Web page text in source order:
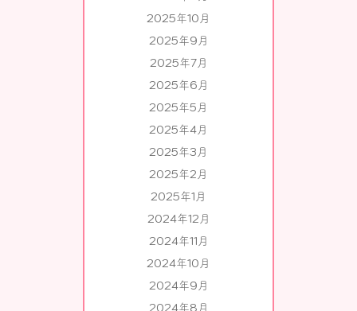
2025年10月
2025年9月
2025年7月
2025年6月
2025年5月
2025年4月
2025年3月
2025年2月
2025年1月
2024年12月
2024年11月
2024年10月
2024年9月
2024年8月